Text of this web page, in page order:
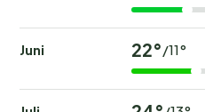
Juni 22°/11°